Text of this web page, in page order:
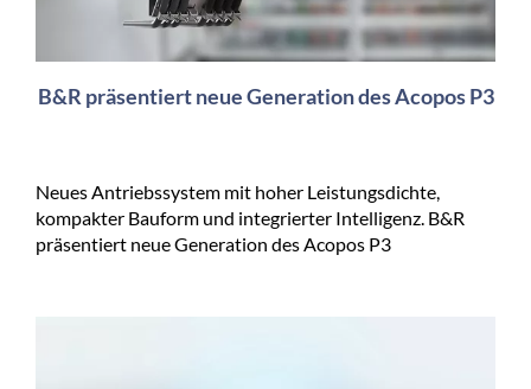
B&R präsentiert neue Generation des Acopos P3
Neues Antriebssystem mit hoher Leistungsdichte,
kompakter Bauform und integrierter Intelligenz. B&R
präsentiert neue Generation des Acopos P3